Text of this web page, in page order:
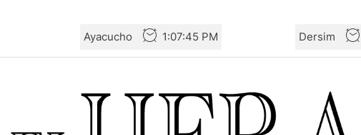
the
Ayacucho 1:07:46 PM Dersim